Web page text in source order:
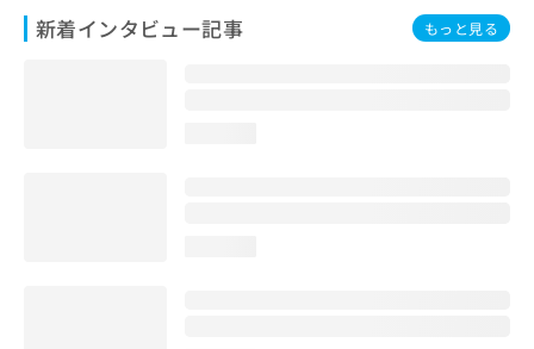
新着インタビュー記事 もっと見る